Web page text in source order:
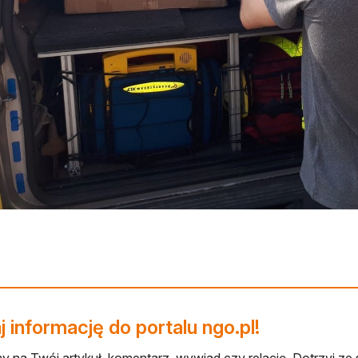
informację do portalu ngo.pl!